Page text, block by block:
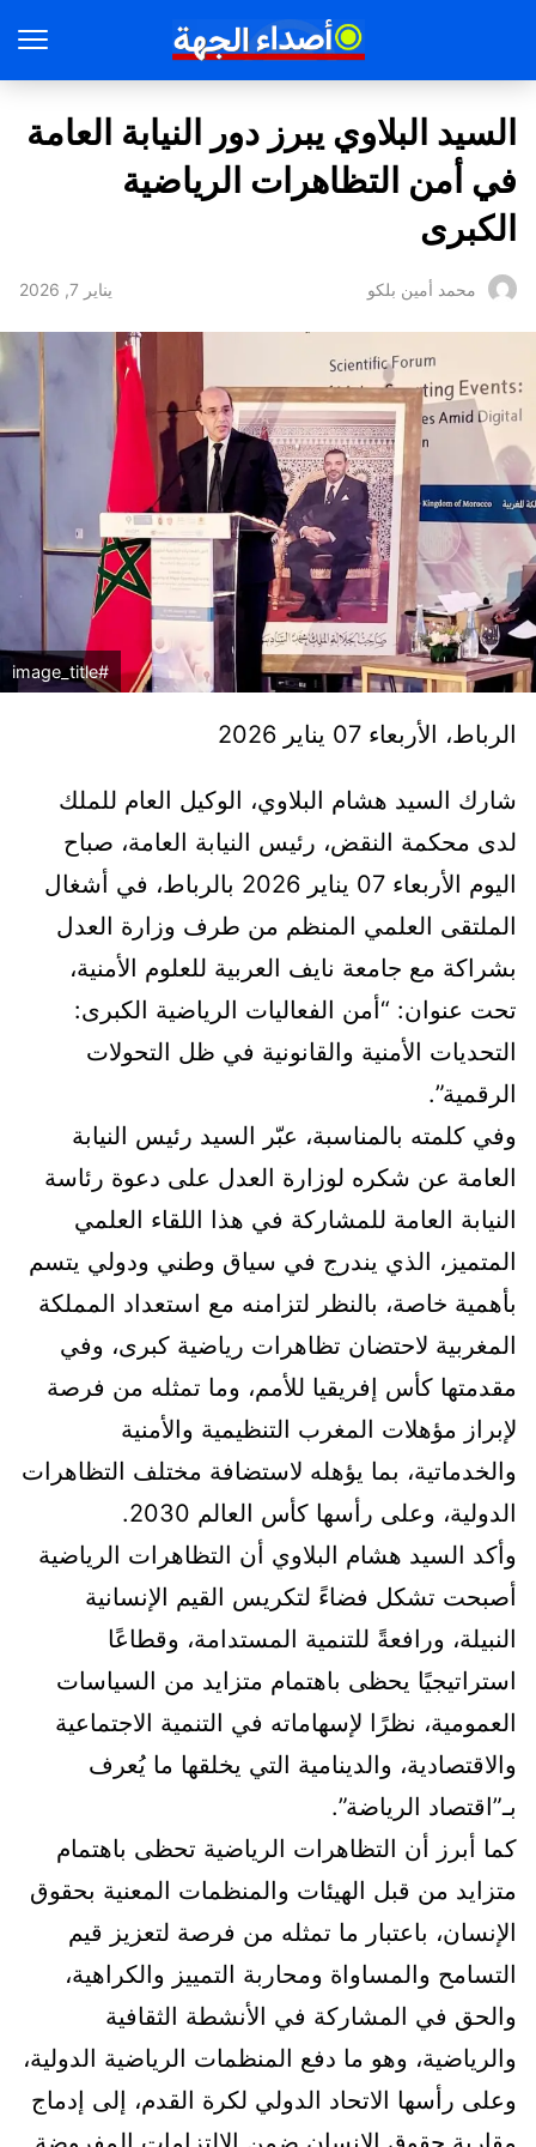
السيد البلاوي يبرز دور النيابة العامة
في أمن التظاهرات الرياضية
الكبرى
محمد أمين بلكو يناير 7, 2026
#image_title
الرباط، الأربعاء 07 يناير 2026
شارك السيد هشام البلاوي، الوكيل العام للملك
لدى محكمة النقض، رئيس النيابة العامة، صباح
اليوم الأربعاء 07 يناير 2026 بالرباط، في أشغال
الملتقى العلمي المنظم من طرف وزارة العدل
بشراكة مع جامعة نايف العربية للعلوم الأمنية،
تحت عنوان: “أمن الفعاليات الرياضية الكبرى:
التحديات الأمنية والقانونية في ظل التحولات
الرقمية”.
وفي كلمته بالمناسبة، عبّر السيد رئيس النيابة
العامة عن شكره لوزارة العدل على دعوة رئاسة
النيابة العامة للمشاركة في هذا اللقاء العلمي
المتميز، الذي يندرج في سياق وطني ودولي يتسم
بأهمية خاصة، بالنظر لتزامنه مع استعداد المملكة
المغربية لاحتضان تظاهرات رياضية كبرى، وفي
مقدمتها كأس إفريقيا للأمم، وما تمثله من فرصة
لإبراز مؤهلات المغرب التنظيمية والأمنية
والخدماتية، بما يؤهله لاستضافة مختلف التظاهرات
الدولية، وعلى رأسها كأس العالم 2030.
وأكد السيد هشام البلاوي أن التظاهرات الرياضية
أصبحت تشكل فضاءً لتكريس القيم الإنسانية
النبيلة، ورافعةً للتنمية المستدامة، وقطاعًا
استراتيجيًا يحظى باهتمام متزايد من السياسات
العمومية، نظرًا لإسهاماته في التنمية الاجتماعية
والاقتصادية، والدينامية التي يخلقها ما يُعرف
بـ”اقتصاد الرياضة”.
كما أبرز أن التظاهرات الرياضية تحظى باهتمام
متزايد من قبل الهيئات والمنظمات المعنية بحقوق
الإنسان، باعتبار ما تمثله من فرصة لتعزيز قيم
التسامح والمساواة ومحاربة التمييز والكراهية،
والحق في المشاركة في الأنشطة الثقافية
والرياضية، وهو ما دفع المنظمات الرياضية الدولية،
وعلى رأسها الاتحاد الدولي لكرة القدم، إلى إدماج